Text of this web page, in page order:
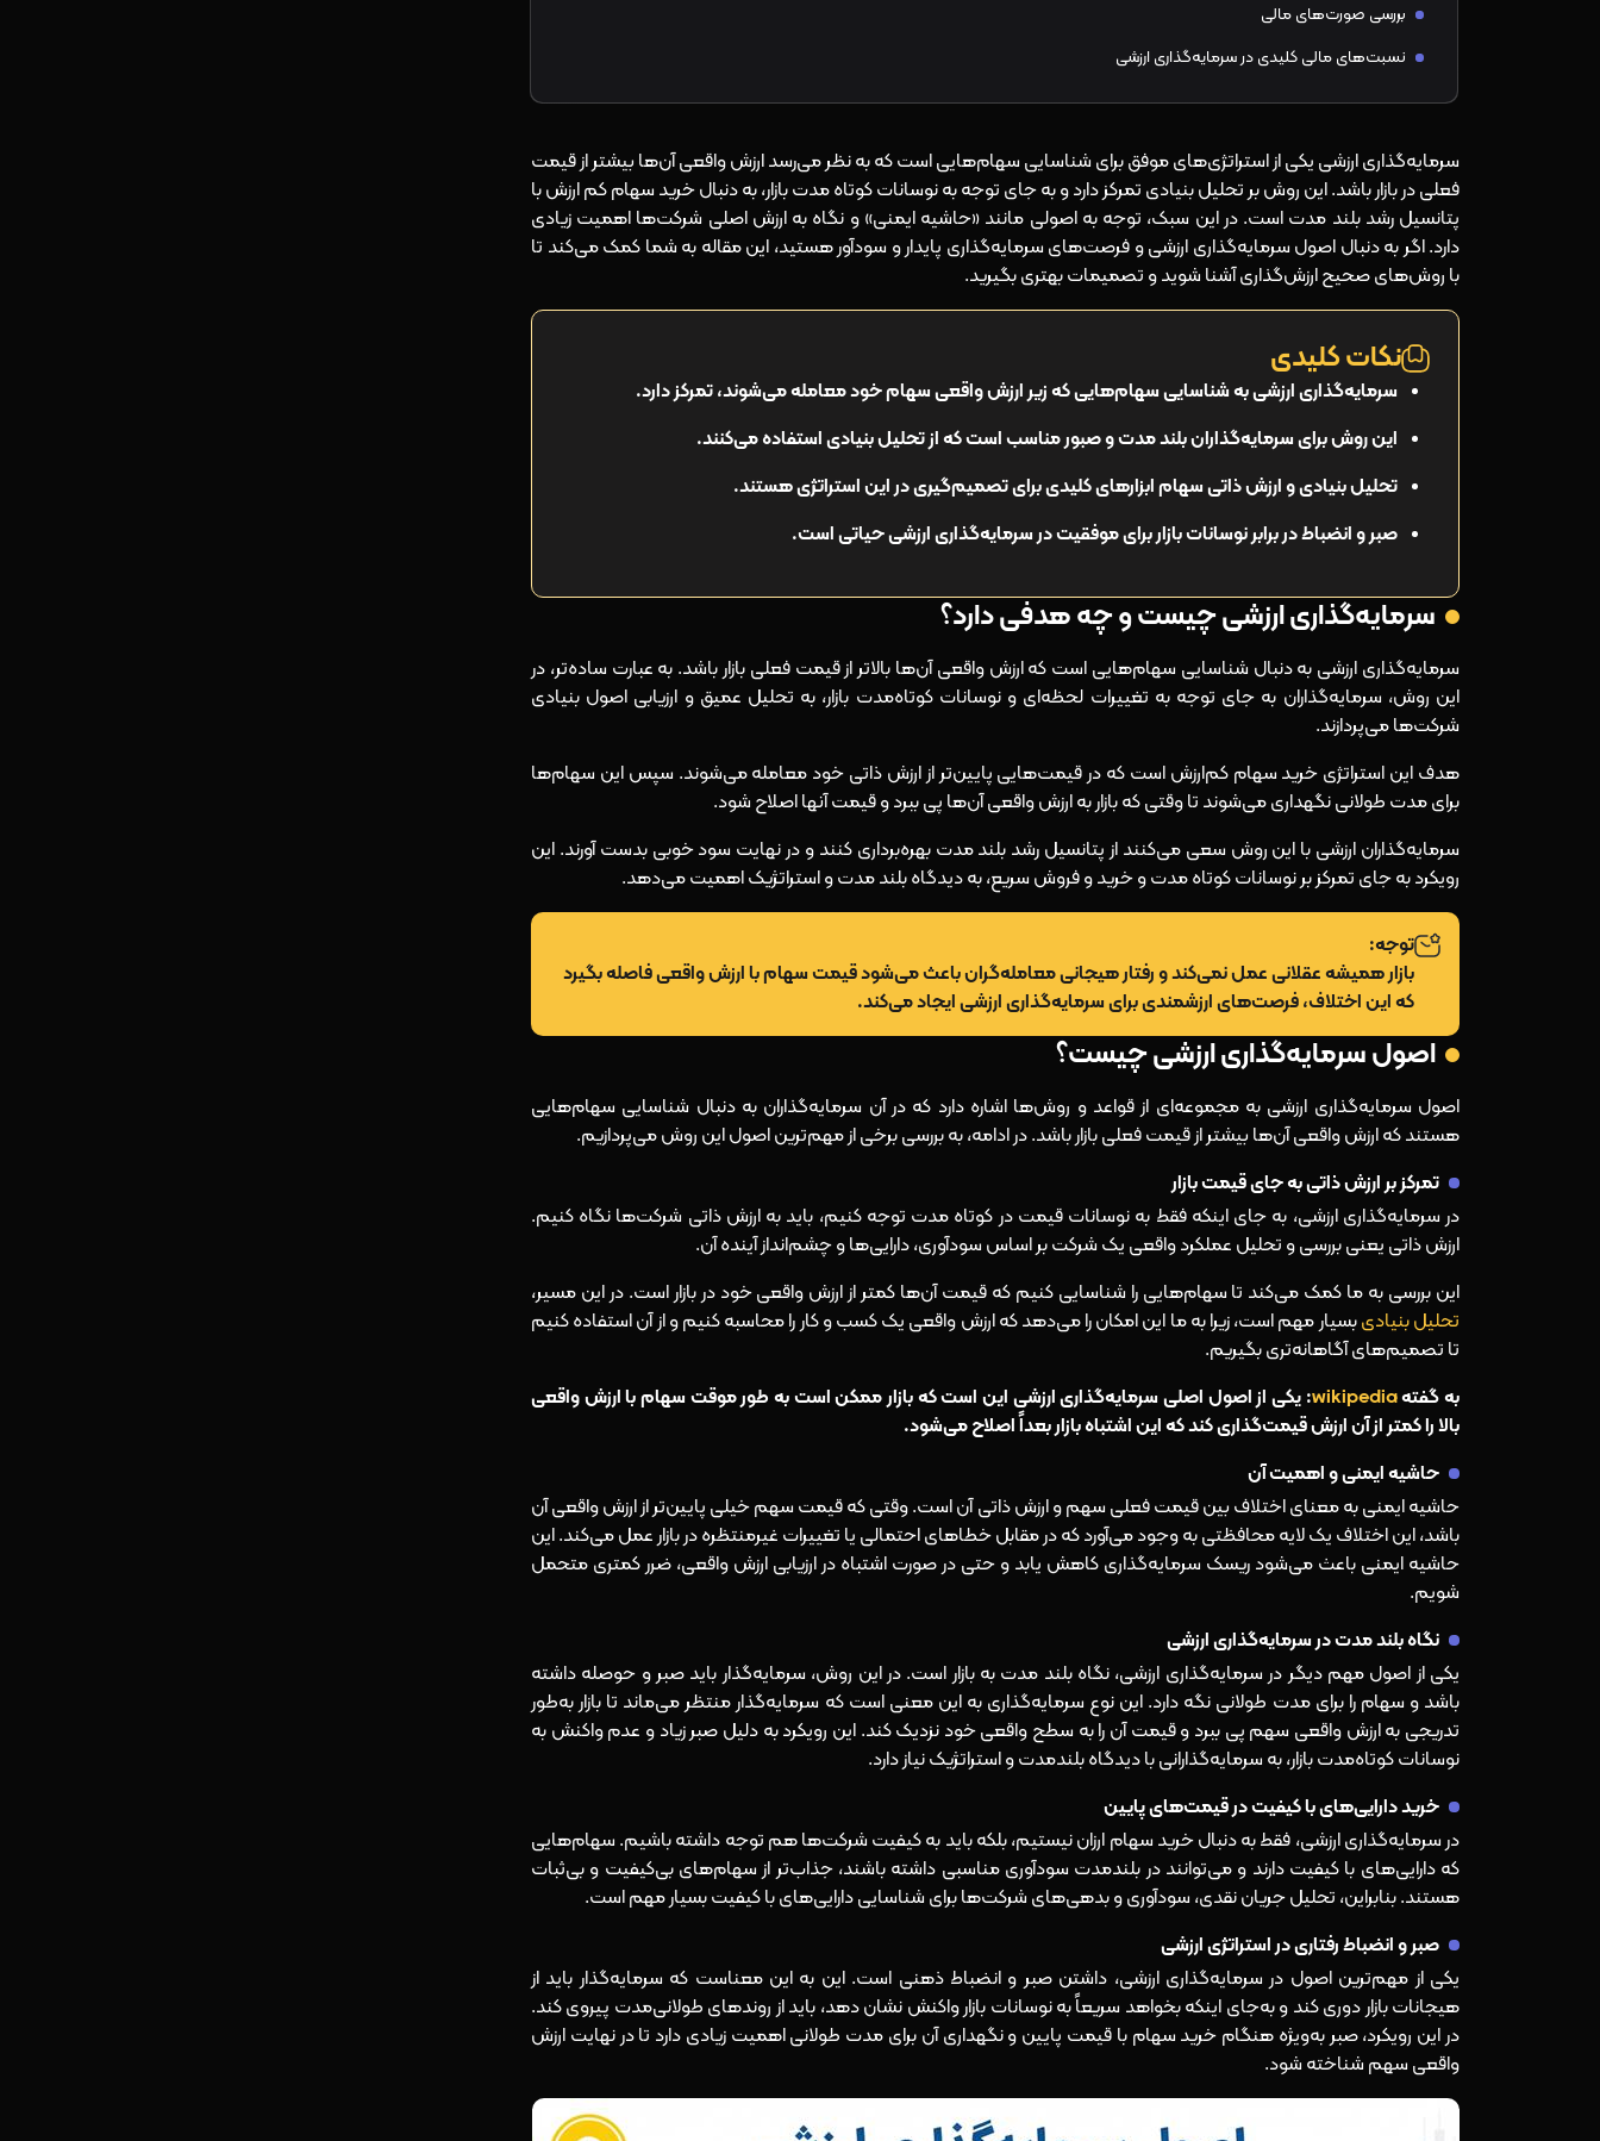
بررسی صورت‌های مالی
نسبت‌های مالی کلیدی در سرمایه‌گذاری ارزشی
تعریف سرمایه‌گذاری رشدی (Growth Investing)
تفاوت معیار انتخاب سهم
تفاوت ریسک، بازده و افق زمانی
مقایسه عملکرد تاریخی سرمایه‌گذاری ارزشی و سرمایه‌گذاری رشدی
مزایا و محدودیت‌های سرمایه‌گذاری ارزشی
مزایای سرمایه‌گذاری ارزشی برای سرمایه‌گذاران بلند مدت
ریسک‌های خاص سهام ارزشی
مفهوم تله ارزش و نحوه شناسایی آن
سرمایه‌گذاران مطرح در سرمایه‌گذاری ارزشی
وارن بافت و تکامل سرمایه‌گذاری ارزشی
درس‌های کلیدی از سرمایه‌گذاران ارزشی موفق
سرمایه‌گذاری ارزشی برای چه افرادی مناسب است؟
نتیجه‌گیری
سرمایه‌گذاری ارزشی یکی از استراتژی‌های موفق برای شناسایی سهام‌هایی است که به نظر می‌رسد ارزش واقعی آن‌ها بیشتر از قیمت
فعلی در بازار باشد. این روش بر تحلیل بنیادی تمرکز دارد و به جای توجه به نوسانات کوتاه‌ مدت بازار، به دنبال خرید سهام کم‌ ارزش با
پتانسیل رشد بلند مدت است. در این سبک، توجه به اصولی مانند «حاشیه ایمنی» و نگاه به ارزش اصلی شرکت‌ها اهمیت زیادی
دارد. اگر به دنبال اصول سرمایه‌گذاری ارزشی و فرصت‌های سرمایه‌گذاری پایدار و سودآور هستید، این مقاله به شما کمک می‌کند تا
با روش‌های صحیح ارزش‌گذاری آشنا شوید و تصمیمات بهتری بگیرید.
نکات کلیدی
سرمایه‌گذاری ارزشی به شناسایی سهام‌هایی که زیر ارزش واقعی سهام خود معامله می‌شوند، تمرکز دارد.
این روش برای سرمایه‌گذاران بلند مدت و صبور مناسب است که از تحلیل بنیادی استفاده می‌کنند.
تحلیل بنیادی و ارزش ذاتی سهام ابزارهای کلیدی برای تصمیم‌گیری در این استراتژی هستند.
صبر و انضباط در برابر نوسانات بازار برای موفقیت در سرمایه‌گذاری ارزشی حیاتی است.
سرمایه‌گذاری ارزشی چیست و چه هدفی دارد؟
سرمایه‌گذاری ارزشی به‌ دنبال شناسایی سهام‌هایی است که ارزش واقعی آن‌ها بالاتر از قیمت فعلی بازار باشد. به عبارت ساده‌تر، در
این روش، سرمایه‌گذاران به جای توجه به تغییرات لحظه‌ای و نوسانات کوتاه‌مدت بازار، به تحلیل عمیق و ارزیابی اصول بنیادی
شرکت‌ها می‌پردازند.
هدف این استراتژی خرید سهام کم‌ارزش است که در قیمت‌هایی پایین‌تر از ارزش ذاتی‌ خود معامله می‌شوند. سپس این سهام‌ها
برای مدت طولانی نگهداری می‌شوند تا وقتی که بازار به ارزش واقعی آن‌ها پی ببرد و قیمت‌ آنها اصلاح شود.
سرمایه‌گذاران ارزشی با این روش سعی می‌کنند از پتانسیل رشد بلند مدت بهره‌برداری کنند و در نهایت سود خوبی بدست آورند. این
رویکرد به جای تمرکز بر نوسانات کوتاه‌ مدت و خرید و فروش سریع، به دیدگاه بلند مدت و استراتژیک اهمیت می‌دهد.
توجه:
بازار همیشه عقلانی عمل نمی‌کند و رفتار هیجانی معامله‌گران باعث می‌شود قیمت سهام با ارزش واقعی فاصله بگیرد
که این اختلاف، فرصت‌های ارزشمندی برای سرمایه‌گذاری ارزشی ایجاد می‌کند.
اصول سرمایه‌گذاری ارزشی چیست؟
اصول سرمایه‌گذاری ارزشی به مجموعه‌ای از قواعد و روش‌ها اشاره دارد که در آن سرمایه‌گذاران به دنبال شناسایی سهام‌هایی
هستند که ارزش واقعی آن‌ها بیشتر از قیمت فعلی بازار باشد. در ادامه، به بررسی برخی از مهم‌ترین اصول این روش می‌پردازیم.
تمرکز بر ارزش ذاتی به‌ جای قیمت بازار
در سرمایه‌گذاری ارزشی، به‌ جای اینکه فقط به نوسانات قیمت در کوتاه‌ مدت توجه کنیم، باید به ارزش ذاتی شرکت‌ها نگاه کنیم.
ارزش ذاتی یعنی بررسی و تحلیل عملکرد واقعی یک شرکت بر اساس سودآوری، دارایی‌ها و چشم‌انداز آینده آن.
این بررسی به ما کمک می‌کند تا سهام‌هایی را شناسایی کنیم که قیمت آن‌ها کمتر از ارزش واقعی‌ خود در بازار است. در این مسیر،
تحلیل بنیادیبسیار مهم است، زیرا به ما این امکان را می‌دهد که ارزش واقعی یک کسب‌ و کار را محاسبه کنیم و از آن استفاده کنیم
تا تصمیم‌های آگاهانه‌تری بگیریم.
به گفتهwikipedia: یکی از اصول اصلی سرمایه‌گذاری ارزشی این است که بازار ممکن است به‌ طور موقت سهام با ارزش واقعی
بالا را کمتر از آن ارزش قیمت‌گذاری کند که این اشتباه بازار بعداً اصلاح می‌شود.
حاشیه ایمنی و اهمیت آن
حاشیه ایمنی به معنای اختلاف بین قیمت فعلی سهم و ارزش ذاتی آن است. وقتی که قیمت سهم خیلی پایین‌تر از ارزش واقعی آن
باشد، این اختلاف یک لایه محافظتی به‌ وجود می‌آورد که در مقابل خطاهای احتمالی یا تغییرات غیرمنتظره در بازار عمل می‌کند. این
حاشیه ایمنی باعث می‌شود ریسک سرمایه‌گذاری کاهش یابد و حتی در صورت اشتباه در ارزیابی ارزش واقعی، ضرر کمتری متحمل
شویم.
نگاه بلند مدت در سرمایه‌گذاری ارزشی
یکی از اصول مهم دیگر در سرمایه‌گذاری ارزشی، نگاه بلند مدت به بازار است. در این روش، سرمایه‌گذار باید صبر و حوصله داشته
باشد و سهام را برای مدت طولانی نگه دارد. این نوع سرمایه‌گذاری به این معنی است که سرمایه‌گذار منتظر می‌ماند تا بازار به‌طور
تدریجی به ارزش واقعی سهم پی ببرد و قیمت آن را به سطح واقعی خود نزدیک کند. این رویکرد به دلیل صبر زیاد و عدم واکنش به
نوسانات کوتاه‌مدت بازار، به سرمایه‌گذارانی با دیدگاه بلندمدت و استراتژیک نیاز دارد.
خرید دارایی‌های با کیفیت در قیمت‌های پایین
در سرمایه‌گذاری ارزشی، فقط به دنبال خرید سهام ارزان نیستیم، بلکه باید به کیفیت شرکت‌ها هم توجه داشته باشیم. سهام‌هایی
که دارایی‌های با کیفیت دارند و می‌توانند در بلندمدت سودآوری مناسبی داشته باشند، جذاب‌تر از سهام‌های بی‌کیفیت و بی‌ثبات
هستند. بنابراین، تحلیل جریان نقدی، سودآوری و بدهی‌های شرکت‌ها برای شناسایی دارایی‌های با کیفیت بسیار مهم است.
صبر و انضباط رفتاری در استراتژی ارزشی
یکی از مهم‌ترین اصول در سرمایه‌گذاری ارزشی، داشتن صبر و انضباط ذهنی است. این به این معناست که سرمایه‌گذار باید از
هیجانات بازار دوری کند و به‌جای اینکه بخواهد سریعاً به نوسانات بازار واکنش نشان دهد، باید از روندهای طولانی‌مدت پیروی کند.
در این رویکرد، صبر به‌ویژه هنگام خرید سهام با قیمت پایین و نگهداری آن برای مدت طولانی اهمیت زیادی دارد تا در نهایت ارزش
واقعی سهم شناخته شود.